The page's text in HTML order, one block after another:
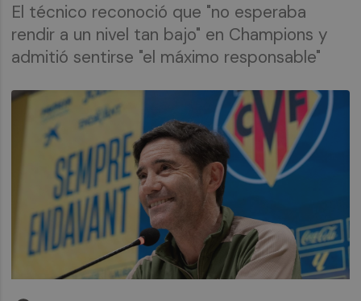
El técnico reconoció que "no esperaba
rendir a un nivel tan bajo" en Champions y
admitió sentirse "el máximo responsable"